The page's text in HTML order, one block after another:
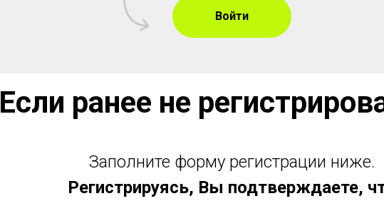
Войти
Если ранее не
Заполните форму регистрации ниже.
Регистрируясь, Вы подтверждаете,